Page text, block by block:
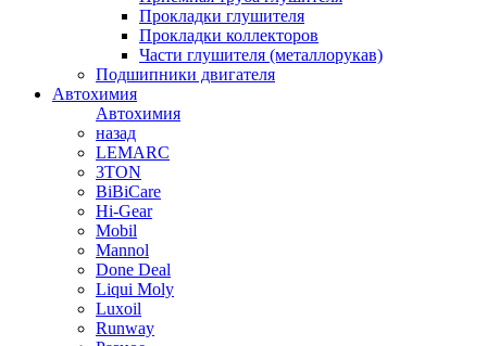
Прокладки глушителя
Прокладки коллекторов
Части глушителя (металлорукав)
Подшипники двигателя
Автохимия
Автохимия
назад
LEMARC
3TON
BiBiCare
Hi-Gear
Mobil
Mannol
Done Deal
Liqui Moly
Luxoil
Runway